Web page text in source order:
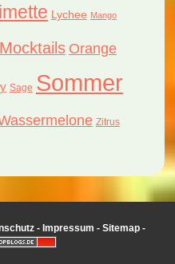
Lychee Mango
Mocktails Orange
Sage Sommer
Zitrus
- Impressum - Sitemap-